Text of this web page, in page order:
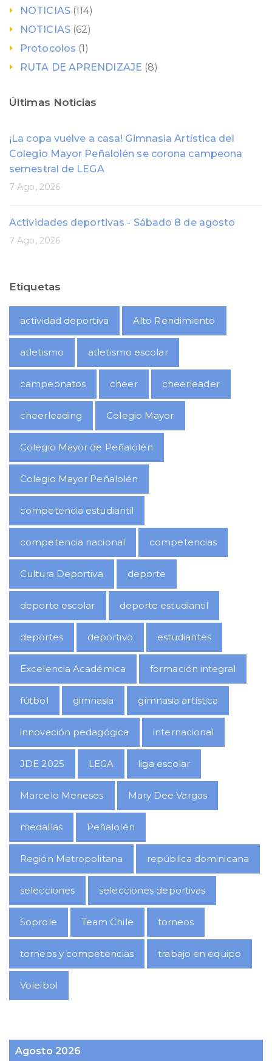
NOTICIAS(114)
NOTICIAS(62)
Protocolos (1)
RUTA DE APRENDIZAJE (8)
Últimas Noticias
¡La copa vuelve a casa! Gimnasia Artística del
Colegio Mayor Peñalolén se corona campeona
semestral de LEGA
7 Ago, 2026
Actividades deportivas - Sábado 8 de agosto
7 Ago, 2026
Etiquetas
actividad deportiva Alto Rendimiento
atletismo atletismo escolar
campeonatos cheer cheerleader
cheerleading Colegio Mayor
Colegio Mayor de Peñalolén
Colegio Mayor Peñalolén
competencia estudiantil
competencia nacional competencias
Cultura Deportiva deporte
deporte escolar deporte estudiantil
deportes deportivo estudiantes
Excelencia Académica formación integral
fútbol gimnasia gimnasia artística
innovación pedagógica internacional
JDE 2025 LEGA liga escolar
Marcelo Meneses Mary Dee Vargas
medallas Peñalolén
Región Metropolitana república dominicana
selecciones selecciones deportivas
Soprole Team Chile torneos
torneos y competencias trabajo en equipo
Voleibol
Agosto 2026